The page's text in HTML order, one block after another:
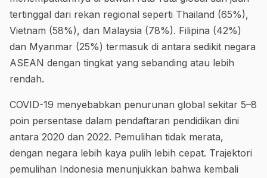
tertinggal dari rekan regional seperti Thailand (65%),
Vietnam (58%), dan Malaysia (78%). Filipina (42%)
dan Myanmar (25%) termasuk di antara sedikit negara
ASEAN dengan tingkat yang sebanding atau lebih
rendah.
COVID-19 menyebabkan penurunan global sekitar 5–8
poin persentase dalam pendaftaran pendidikan dini
antara 2020 dan 2022. Pemulihan tidak merata,
dengan negara lebih kaya pulih lebih cepat. Trajektori
pemulihan Indonesia menunjukkan bahwa kembali